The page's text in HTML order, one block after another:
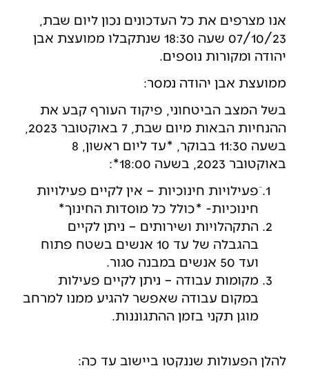
אנו מצרפים את כל העדכונים נכון ליום שבת,
07/10/23 שעה 18:30 שנתקבלו ממועצת אבן
יהודה ומקורות נוספים.
ממועצת אבן יהודה נמסר:
בשל המצב הביטחוני, פיקוד העורף קבע את
בשעה 11:30 בבוקר, *עד ליום ראשון, 8
באוקטובר 2023, בשעה 18:00*:
ֿפעילויות חינוכיות – אין לקיים פעילויות
חינוכיות- *כולל כל מוסדות החינוך*
התקהלויות ושירותים – ניתן לקיים
בהגבלה של עד 10 אנשים בשטח פתוח
ועד 50 אנשים במבנה סגור.
מקומות עבודה – ניתן לקיים פעילות
במקום עבודה שאפשר להגיע ממנו למרחב
מוגן תקני בזמן ההתגוננות.
להלן הפעולות שננקטו ביישוב עד כה: